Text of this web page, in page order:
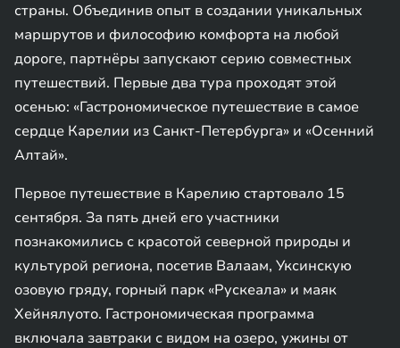
страны. Объединив опыт в создании уникальных
маршрутов и философию комфорта на любой
дороге, партнёры запускают серию совместных
путешествий. Первые два тура проходят этой
осенью: «Гастрономическое путешествие в самое
сердце Карелии из Санкт-Петербурга» и «Осенний
Алтай».
Первое путешествие в Карелию стартовало 15
сентября. За пять дней его участники
познакомились с красотой северной природы и
культурой региона, посетив Валаам, Уксинскую
озовую гряду, горный парк «Рускеала» и маяк
Хейнялуото. Гастрономическая программа
включала завтраки с видом на озеро, ужины от